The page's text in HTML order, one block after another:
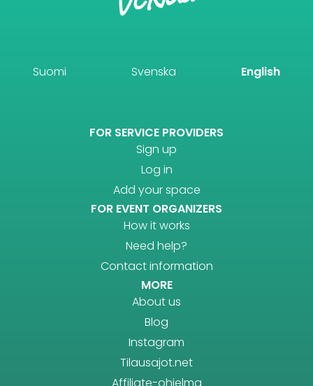
Suomi Svenska English
FOR SERVICE PROVIDERS
Sign up
Log in
Add your space
FOR EVENT ORGANIZERS
How it works
Need help?
Contact information
MORE
About us
Blog
Instagram
Tilausajot.net